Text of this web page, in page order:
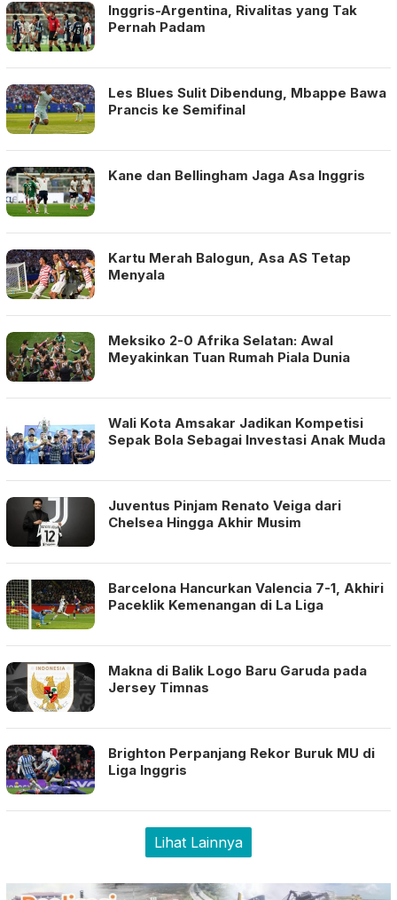
Inggris-Argentina, Rivalitas yang Tak
Pernah Padam
Les Blues Sulit Dibendung, Mbappe Bawa
Prancis ke Semifinal
Kane dan Bellingham Jaga Asa Inggris
Kartu Merah Balogun, Asa AS Tetap
Menyala
Meksiko 2-0 Afrika Selatan: Awal
Meyakinkan Tuan Rumah Piala Dunia
Wali Kota Amsakar Jadikan Kompetisi
Sepak Bola Sebagai Investasi Anak Muda
Juventus Pinjam Renato Veiga dari
Chelsea Hingga Akhir Musim
Barcelona Hancurkan Valencia 7-1, Akhiri
Paceklik Kemenangan di La Liga
Makna di Balik Logo Baru Garuda pada
Jersey Timnas
Brighton Perpanjang Rekor Buruk MU di
Liga Inggris
Lihat Lainnya